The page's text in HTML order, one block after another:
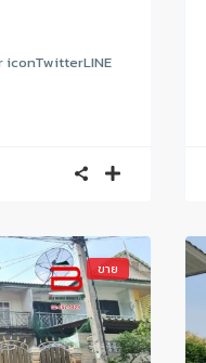
iconTwitterLINE
ขาย